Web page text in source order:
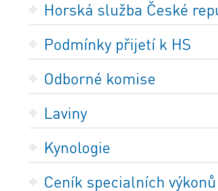
Horská služba České
Podmínky přijetí k HS
Odborné komise
Laviny
Kynologie
Ceník specialních výkonů